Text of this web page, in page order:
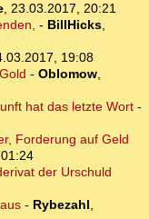
, 23.03.2017, 20:21
- BillHicks,
19:08
- Oblomow,
hat das letzte Wort-
Forderung auf Geld
der Urschuld
- Rybezahl,